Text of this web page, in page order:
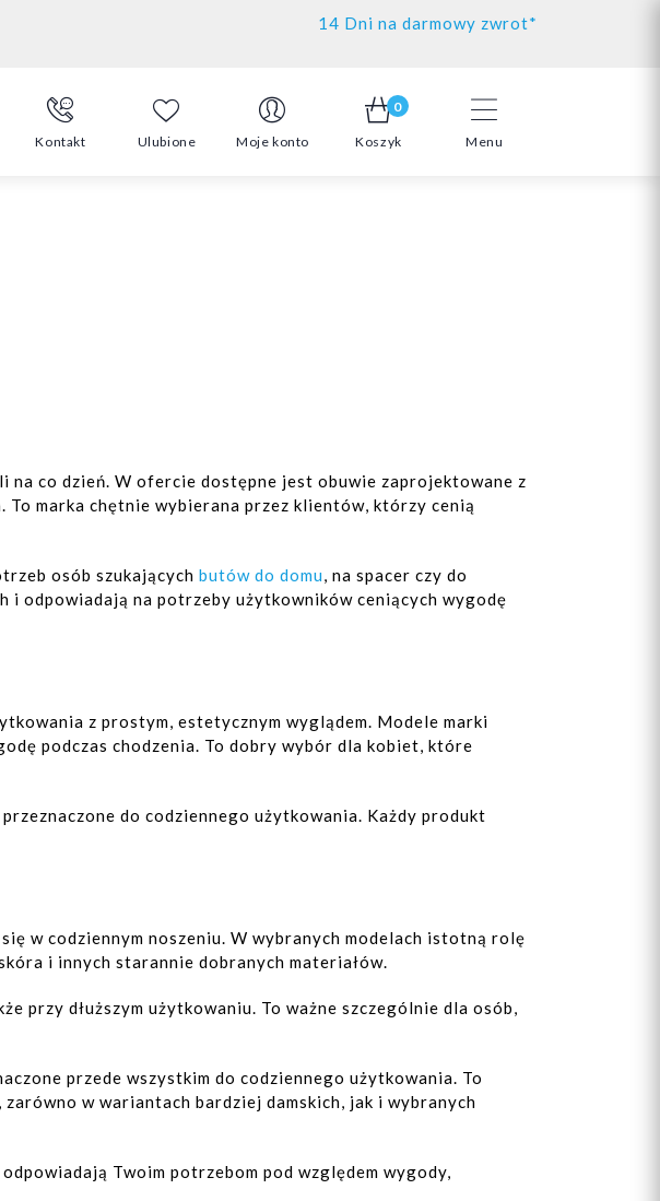
14 Dni na darmowy zwrot*
Menu
Kontakt Ulubione Moje konto
0
Koszyk
co dzień. W ofercie dostępne jest obuwie zaprojektowane z
marka chętnie wybierana przez klientów, którzy cenią
osób szukających butów do domu, na spacer czy do
i odpowiadają na potrzeby użytkowników ceniących wygodę
z prostym, estetycznym wyglądem. Modele marki
podczas chodzenia. To dobry wybór dla kobiet, które
do codziennego użytkowania. Każdy produkt
w codziennym noszeniu. W wybranych modelach istotną rolę
i innych starannie dobranych materiałów.
przy dłuższym użytkowaniu. To ważne szczególnie dla osób,
przede wszystkim do codziennego użytkowania. To
w wariantach bardziej damskich, jak i wybranych
Twoim potrzebom pod względem wygody,